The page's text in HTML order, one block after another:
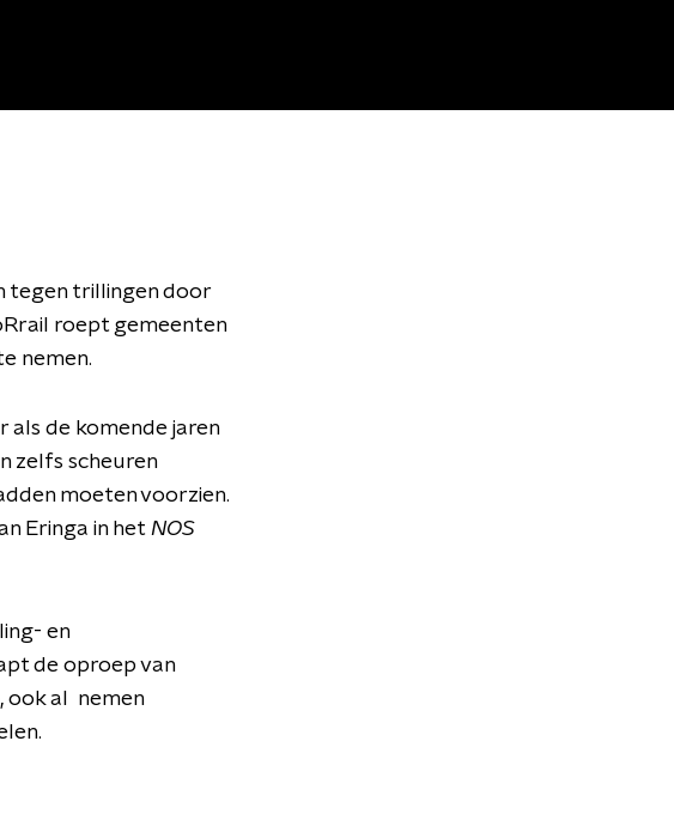
tegen trillingen door
roept gemeenten
nemen.
als de komende jaren
zelfs scheuren
moeten voorzien.
Eringa in het NOS
en
de oproep van
ook al nemen